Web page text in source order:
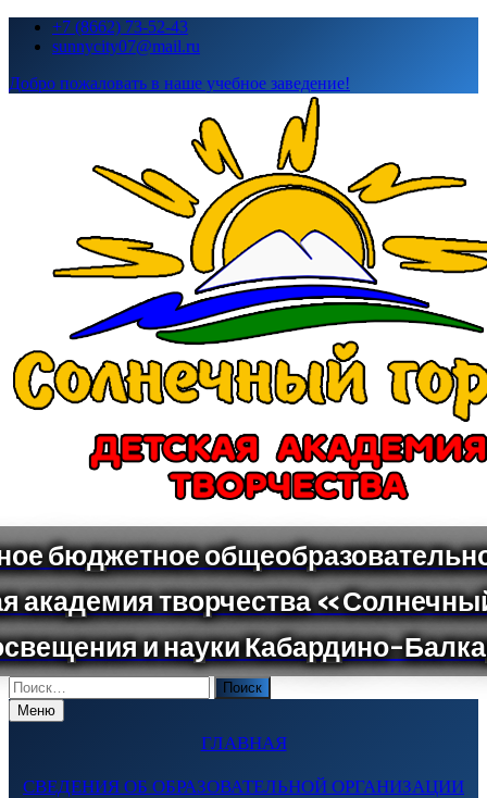
Перейти+7 (8662) 73-52-43
sunnycity07@mail.ru
Добро пожаловать в наше учебное заведение!
Поиск
по:Меню
ГЛАВНАЯ
СВЕДЕНИЯ ОБ ОБРАЗОВАТЕЛЬНОЙ ОРГАНИЗАЦИИ